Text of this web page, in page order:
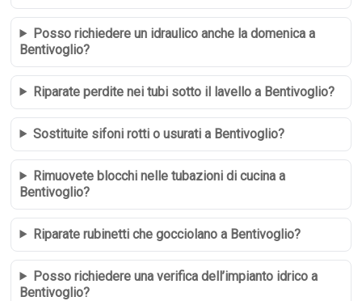
Posso richiedere un idraulico anche la domenica a
Bentivoglio?
Riparate perdite nei tubi sotto il lavello a Bentivoglio?
Sostituite sifoni rotti o usurati a Bentivoglio?
Rimuovete blocchi nelle tubazioni di cucina a
Bentivoglio?
Riparate rubinetti che gocciolano a Bentivoglio?
Posso richiedere una verifica dell’impianto idrico a
Bentivoglio?